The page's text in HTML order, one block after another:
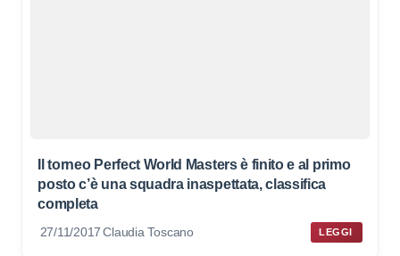
Il torneo Perfect World Masters è finito e al primo
posto c’è una squadra inaspettata, classifica
completa
27/11/2017 Claudia Toscano LEGGI